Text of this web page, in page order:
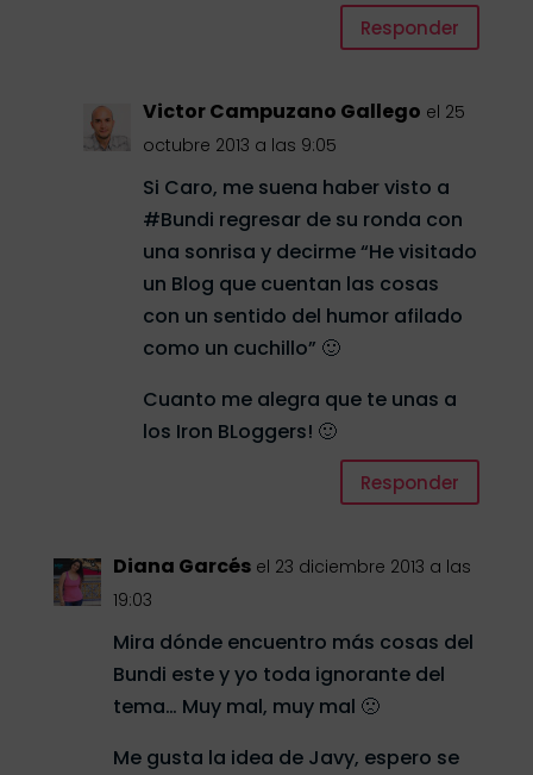
Responder
Victor Campuzano Gallego el 25
octubre 2013 a las 9:05
Si Caro, me suena haber visto a
#Bundi regresar de su ronda con
una sonrisa y decirme “He visitado
un Blog que cuentan las cosas
con un sentido del humor afilado
como un cuchillo” 🙂
Cuanto me alegra que te unas a
los Iron BLoggers! 🙂
Responder
Diana Garcés el 23 diciembre 2013 a las
19:03
Mira dónde encuentro más cosas del
Bundi este y yo toda ignorante del
tema… Muy mal, muy mal 🙁
Me gusta la idea de Javy, espero se